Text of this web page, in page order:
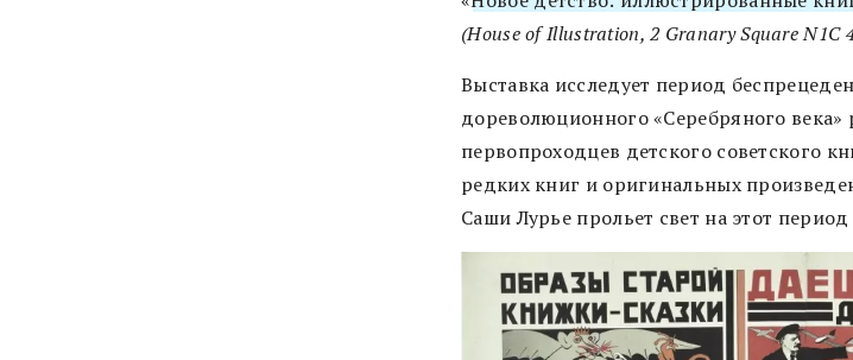
(House of Illustration, 2 Granary Square N1C
Выставка исследует период
дореволюционного «Серебряного
первопроходцев детского советского
редких книг и оригинальных
Саши Лурье прольет свет на этот